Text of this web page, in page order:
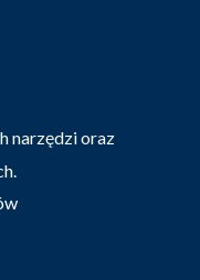
narzędzi oraz